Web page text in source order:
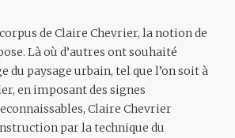
de Claire Chevrier, la notion de
Là où d’autres ont souhaité
du paysage urbain, tel que l’on soit à
en imposant des signes
Claire Chevrier
par la technique du